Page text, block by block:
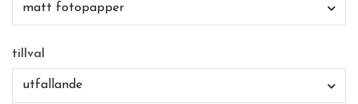
matt fotopapper
tillval
utfallande